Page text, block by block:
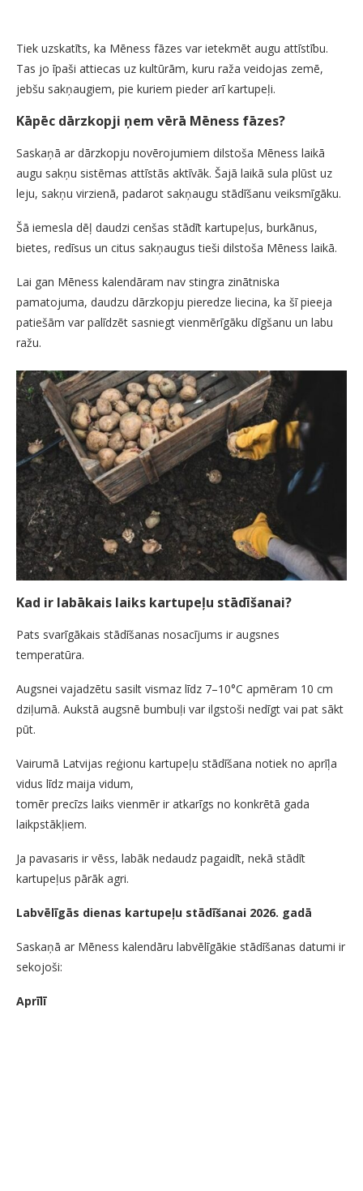
Tiek uzskatīts, ka Mēness fāzes var ietekmēt augu attīstību.
Tas jo īpaši attiecas uz kultūrām, kuru raža veidojas zemē,
jebšu sakņaugiem, pie kuriem pieder arī kartupeļi.
Kāpēc dārzkopji ņem vērā Mēness fāzes?
Saskaņā ar dārzkopju novērojumiem dilstoša Mēness laikā
augu sakņu sistēmas attīstās aktīvāk. Šajā laikā sula plūst uz
leju, sakņu virzienā, padarot sakņaugu stādīšanu veiksmīgāku.
Šā iemesla dēļ daudzi cenšas stādīt kartupeļus, burkānus,
bietes, redīsus un citus sakņaugus tieši dilstoša Mēness laikā.
Lai gan Mēness kalendāram nav stingra zinātniska
pamatojuma, daudzu dārzkopju pieredze liecina, ka šī pieeja
patiešām var palīdzēt sasniegt vienmērīgāku dīgšanu un labu
ražu.
Kad ir labākais laiks kartupeļu stādīšanai?
Pats svarīgākais stādīšanas nosacījums ir augsnes
temperatūra.
Augsnei vajadzētu sasilt vismaz līdz 7–10°C apmēram 10 cm
dziļumā. Aukstā augsnē bumbuļi var ilgstoši nedīgt vai pat sākt
pūt.
Vairumā Latvijas reģionu kartupeļu stādīšana notiek no aprīļa
vidus līdz maija vidum,
tomēr precīzs laiks vienmēr ir atkarīgs no konkrētā gada
laikpstākļiem.
Ja pavasaris ir vēss, labāk nedaudz pagaidīt, nekā stādīt
kartupeļus pārāk agri.
Labvēlīgās dienas kartupeļu stādīšanai 2026. gadā
Saskaņā ar Mēness kalendāru labvēlīgākie stādīšanas datumi ir
sekojoši:
Aprīlī